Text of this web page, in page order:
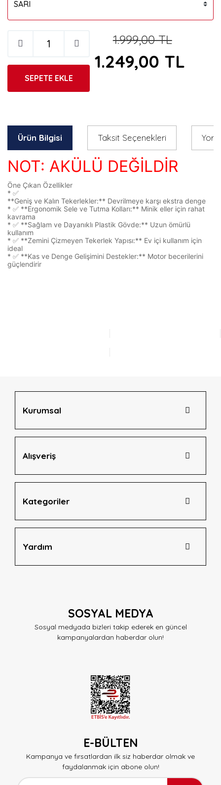
1.999,00 TL
1.249,00 TL
SEPETE EKLE
Ürün Bilgisi Taksit Seçenekleri
NOT: AKÜLÜ DEĞİLDİR
Öne Çıkan Özellikler
* ✅
**Geniş ve Kalın Tekerlekler:** Devrilmeye karşı ekstra denge
* ✅ **Ergonomik Sele ve Tutma Kolları:** Minik eller için rahat
kavrama
* ✅ **Sağlam ve Dayanıklı Plastik Gövde:** Uzun ömürlü
kullanım
* ✅ **Zemini Çizmeyen Tekerlek Yapısı:** Ev içi kullanım için
ideal
* ✅ **Kas ve Denge Gelişimini Destekler:** Motor becerilerini
güçlendirir
Ürün açıklamasında eksik bilgiler bulunuyor.
Kurumsal
Alışveriş
Kategoriler
Yardım
SOSYAL MEDYA
Sosyal medyada bizleri takip ederek en güncel
kampanyalardan haberdar olun!
E-BÜLTEN
Kampanya ve fırsatlardan ilk siz haberdar olmak ve
faydalanmak için abone olun!